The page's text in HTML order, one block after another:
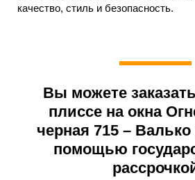
качество, стиль и безопасность.
Вы можете
плиссе на окна
черная 715 –
помощью